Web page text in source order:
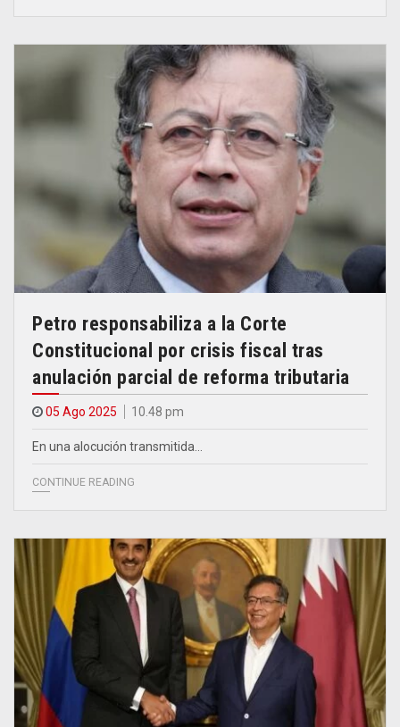
Petro responsabiliza a la Corte
Constitucional por crisis fiscal tras
anulación parcial de reforma tributaria
05 Ago 2025 10.48 pm
En una alocución transmitida…
CONTINUE READING